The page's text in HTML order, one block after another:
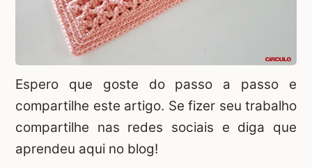
Espero que goste do passo a passo e
compartilhe este artigo. Se fizer seu trabalho
compartilhe nas redes sociais e diga que
aprendeu aqui no blog!